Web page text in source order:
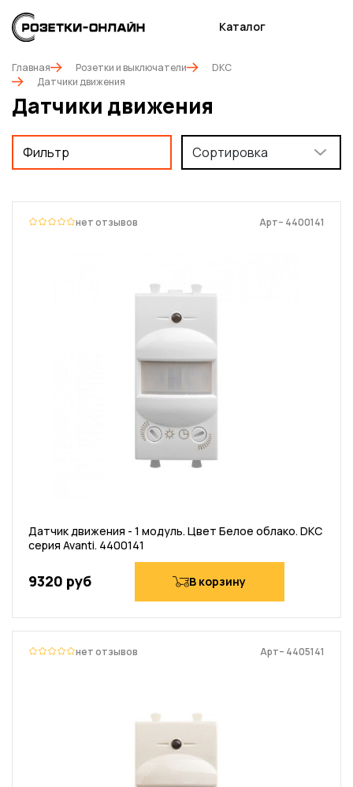
Каталог
Главная Розетки и выключатели
DKC
Датчики движения
Датчики движения
Фильтр Сортировка
нет отзывов Арт– 4400141
Датчик движения - 1 модуль. Цвет Белое облако. DKC
серия Avanti. 4400141
9320 руб В корзину
нет отзывов Арт– 4405141